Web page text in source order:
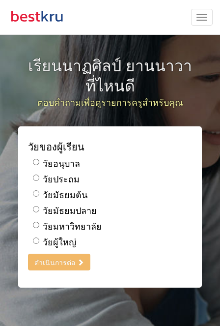
เรียนนาฏศิลป์ ยานนาวา
ที่ไหนดี
ตอบคำถามเพื่อดูรายการครูสำหรับคุณ
วัยของผู้เรียน
วัยอนุบาล
วัยประถม
วัยมัธยมต้น
วัยมัธยมปลาย
วัยมหาวิทยาลัย
วัยผู้ใหญ่
ดำเนินการต่อ